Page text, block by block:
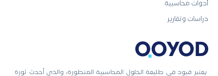
يعتبر قيود في طليعة الحلول المحاسبية المتطورة، والذي أحدث ثورة
أدوات محاسبية
دراسات وتقارير